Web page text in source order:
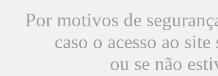
Por motivos de
caso o acesso ao
ou se não